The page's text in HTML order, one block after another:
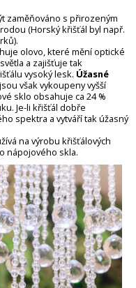
zaměňováno s přirozeným
(Horský křišťál byl např.
olovo, které mění optické
a zajišťuje tak
vysoký lesk. Úžasné
jsou však vykoupeny vyšší
sklo obsahuje ca 24 %
Je-li křišťál dobře
spektra a vytváří tak úžasný
na výrobu křišťálových
nápojového skla.